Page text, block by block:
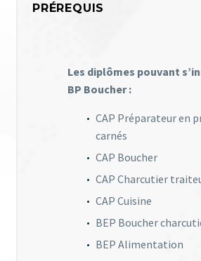
PRÉREQUIS
Les diplômes pouvant
BP Boucher :
CAP Préparateur en
carnés
CAP Boucher
CAP Charcutier
CAP Cuisine
BEP Boucher
BEP Alimentation